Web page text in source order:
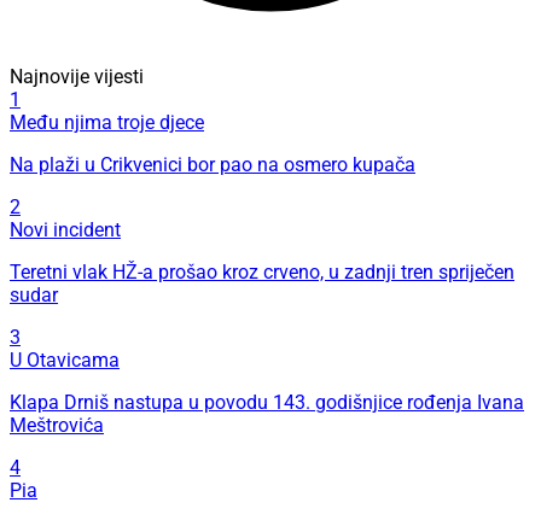
Najnovije vijesti
1
Među njima troje djece
Na plaži u Crikvenici bor pao na osmero kupača
2
Novi incident
Teretni vlak HŽ-a prošao kroz crveno, u zadnji tren spriječen
sudar
3
U Otavicama
Klapa Drniš nastupa u povodu 143. godišnjice rođenja Ivana
Meštrovića
4
Pia